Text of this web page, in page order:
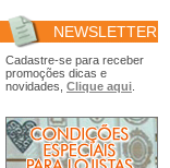
Acrílico
Porta Retratos
Ferramentas
- Carimbões
- Embalagens
- Máscaras
- Espátulas
- Diversos
NEWSLETTER
Cadastre-se para receber
promoções dicas e
novidades, Clique aqui